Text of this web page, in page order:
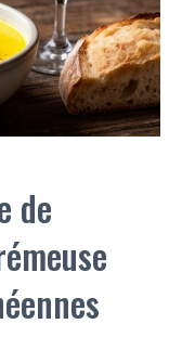
de